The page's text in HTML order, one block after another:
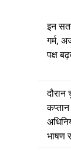
इन
गर्म,
पक्ष
भाषण